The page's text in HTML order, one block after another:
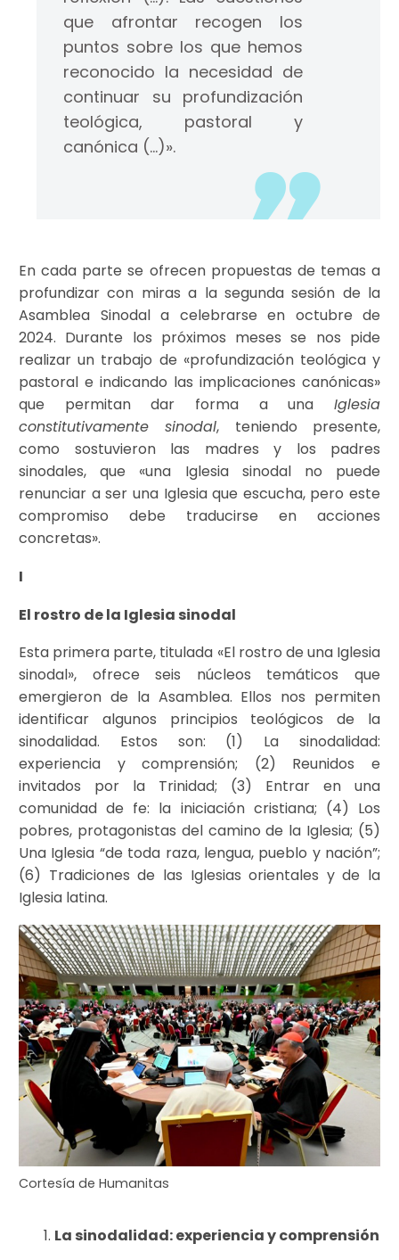
que afrontar recogen los
puntos sobre los que hemos
reconocido la necesidad de
continuar su profundización
teológica, pastoral y
canónica (…)».
En cada parte se ofrecen propuestas de temas a
profundizar con miras a la segunda sesión de la
Asamblea Sinodal a celebrarse en octubre de
2024. Durante los próximos meses se nos pide
realizar un trabajo de «profundización teológica y
pastoral e indicando las implicaciones canónicas»
que permitan dar forma a una Iglesia
constitutivamente sinodal, teniendo presente,
como sostuvieron las madres y los padres
sinodales, que «una Iglesia sinodal no puede
renunciar a ser una Iglesia que escucha, pero este
compromiso debe traducirse en acciones
concretas».
I
El rostro de la Iglesia sinodal
Esta primera parte, titulada «El rostro de una Iglesia
sinodal», ofrece seis núcleos temáticos que
emergieron de la Asamblea. Ellos nos permiten
identificar algunos principios teológicos de la
sinodalidad. Estos son: (1) La sinodalidad:
experiencia y comprensión; (2) Reunidos e
invitados por la Trinidad; (3) Entrar en una
comunidad de fe: la iniciación cristiana; (4) Los
pobres, protagonistas del camino de la Iglesia; (5)
Una Iglesia “de toda raza, lengua, pueblo y nación”;
(6) Tradiciones de las Iglesias orientales y de la
Iglesia latina.
Cortesía de Humanitas
La sinodalidad: experiencia y comprensión